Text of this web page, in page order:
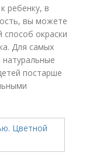
ребенку, в
вы можете
окраски
Для самых
натуральные
постарше